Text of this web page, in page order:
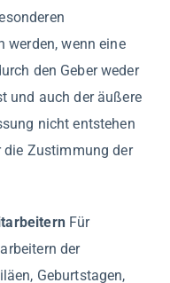
werden, wenn eine
den Geber weder
und auch der äußere
nicht entstehen
Zustimmung der
Für
der
Geburtstagen,